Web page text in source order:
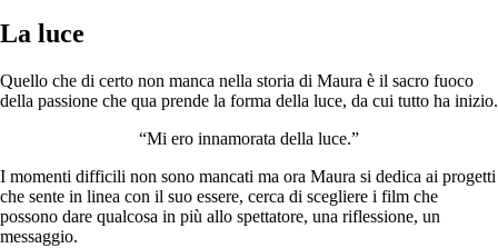
La luce
Quello che di certo non manca nella storia di Maura è il sacro fuoco
della passione che qua prende la forma della luce, da cui tutto ha inizio.
“Mi ero innamorata della luce.”
I momenti difficili non sono mancati ma ora Maura si dedica ai progetti
che sente in linea con il suo essere, cerca di scegliere i film che
possono dare qualcosa in più allo spettatore, una riflessione, un
messaggio.